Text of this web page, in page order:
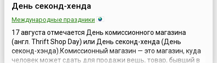
День секонд-хенда
Международные праздники
17 августа отмечается День комиссионного магазина
(англ. Thrift Shop Day) или День секонд-хенда (День
секонд-хэнда).Комиссионный магазин — это магазин, куда
человек может сдать для продажи вещь, товар, бывший в